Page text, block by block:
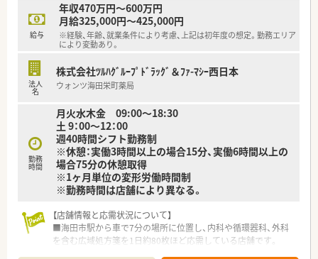
給与
年収470万円～600万円
月給325,000円～425,000円
※経験、年齢、就業条件により考慮、上記は初年度の想定。勤務エリア
により変動あり。
法人
名
株式会社ﾂﾙﾊｸﾞﾙｰﾌﾟﾄﾞﾗｯｸﾞ＆ﾌｧ-ﾏｼｰ西日本
ウォンツ海田栄町薬局
勤務
時間
月火水木金 09:00～18:30
土 9：00～12：00
週40時間シフト勤務制
※休憩：実働3時間以上の場合15分、実働6時間以上の
場合75分の休憩取得
※1ヶ月単位の変形労働時間制
※勤務時間は店舗により異なる。
【店舗情報と応需状況について】
■海田市駅から車で7分の場所に位置し、内科や循環器科、外科
を含む広域処方箋を1日約80枚ほど応需している店舗です。